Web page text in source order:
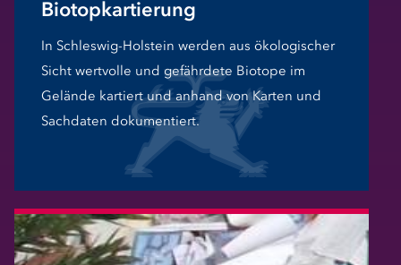
Biotopkartierung
In Schleswig-Holstein werden aus ökologischer
Sicht wertvolle und gefährdete Biotope im
Gelände kartiert und anhand von Karten und
Sachdaten dokumentiert.